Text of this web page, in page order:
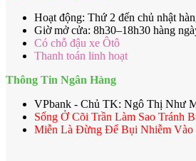
Hoạt động: Thứ 2 đến chủ nhật
Giờ mở cửa: 8h30–18h30 hàng
Có chỗ đậu xe Ôtô
Thanh toán linh hoạt
Thông Tin Ngân Hàng
VPbank - Chủ TK: Ngô Thị Như
Sống Ở Cõi Trần Làm Sao Tránh
Miễn Là Đừng Để Bụi Nhiễm Vào